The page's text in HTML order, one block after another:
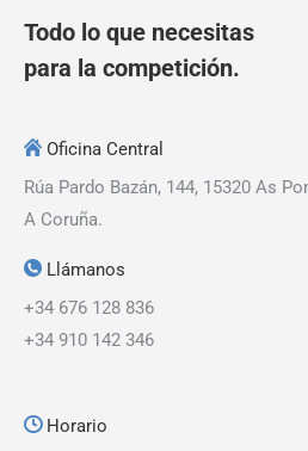
Todo lo que necesitas
para la competición.
Oficina Central
Rúa Pardo Bazán, 144, 15320 As
A Coruña.
Llámanos
+34 676 128 836
+34 910 142 346
Horario